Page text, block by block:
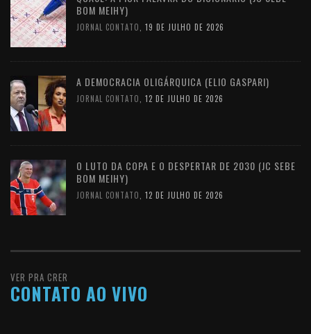
BOM MEIHY)
JORNAL CONTATO 19 DE JULHO DE 2026
A DEMOCRACIA OLIGÁRQUICA (ELIO GASPARI)
JORNAL CONTATO 12 DE JULHO DE 2026
O LUTO DA COPA E O DESPERTAR DE 2030 (JC SEBE
BOM MEIHY)
JORNAL CONTATO 12 DE JULHO DE 2026
VER PRA CRER
CONTATO AO VIVO